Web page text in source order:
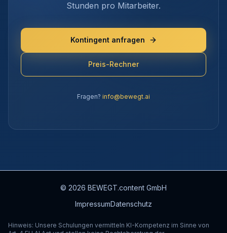
Stunden pro Mitarbeiter.
Kontingent anfragen
Preis-Rechner
Fragen? info@bewegt.ai
© 2026 BEWEGT.content GmbH
ImpressumDatenschutz
Hinweis: Unsere Schulungen vermitteln KI-Kompetenz im Sinne von